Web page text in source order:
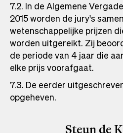
7.2. In de Algemene
2015 worden de jury's
wetenschappelijke prijzen
worden uitgereikt. Zij
de periode van 4 jaar die
elke prijs voorafgaat.
7.3. De eerder
opgeheven.
Steun de